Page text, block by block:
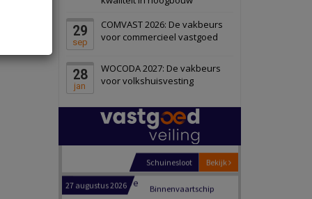
29
sep
COMVAST 2026: De vakbeurs
voor commercieel vastgoed
28
jan
WOCODA 2027: De vakbeurs
voor volkshuisvesting
Schiedam
22 september 2026 Attractiepark
Bekijk
Oranje
28 september 2026
bedrijventerrein
Schuinesloot
Binnenvaartschip